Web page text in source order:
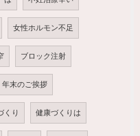
女性ホルモン不足
ブロック注射
年末のご挨拶
くり 健康づくりは